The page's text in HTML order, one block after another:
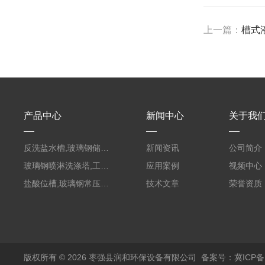
上一篇： 槽式
产品中心 新闻中心
新闻资讯
应用案例
技术文章
关于我
公司简介
视频中心
荣誉资质
版权所有 © 2026 枣强县润和环保设备有限公司备案号：冀ICP